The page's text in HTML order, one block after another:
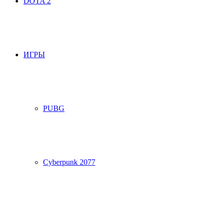
ИГРЫ
PUBG
Cyberpunk 2077